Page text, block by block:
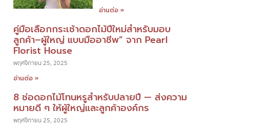
อ่านต่อ »
คู่มือเลือกกระเช้าดอกไม้ปีใหม่สำหรับมอบ
ลูกค้า–ผู้ใหญ่ แบบมืออาชีพ” จาก Pearl
Florist House
พฤศจิกายน 25, 2025
อ่านต่อ »
8 ช่อดอกไม้โทนหรูสำหรับปลายปี — ส่งความ
หมายดี ๆ ให้ผู้ใหญ่และลูกค้าองค์กร
พฤศจิกายน 25, 2025